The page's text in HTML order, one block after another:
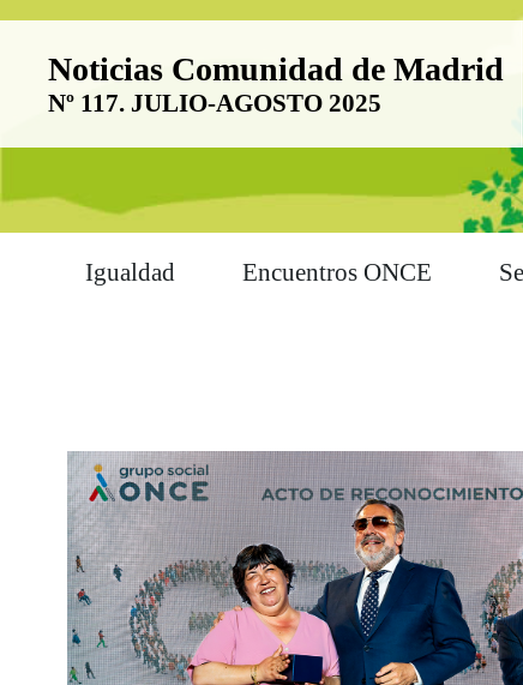
Boletín Noticias Comunidad de
Noticias Comunidad de Madrid
Nº 117. JULIO-AGOSTO 2025
Igualdad Encuentros ONCE